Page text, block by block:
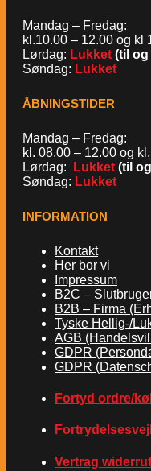
Mandag – Fredag:
kl.10.00 – 12.00 og kl
Lørdag: Lukket (til og
Søndag: Lukket
ÅBNINGSTIDER
Mandag – Fredag:
kl. 08.00 – 12.00 og
Lørdag:
Lukket (til
Søndag: Lukket
INFORMATION
Kontakt
Her bor vi
Impressum
B2C –
B2B – Firma
Tyske Hellig-/
AGB
GDPR
GDPR
Fortyd ordre/
Vertrag